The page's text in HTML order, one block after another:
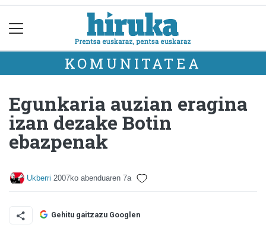
KOMUNITATEA
Egunkaria auzian eragina
izan dezake Botin
ebazpenak
Ukberri 2007ko abenduaren 7a
Gehitu gaitzazu Googlen